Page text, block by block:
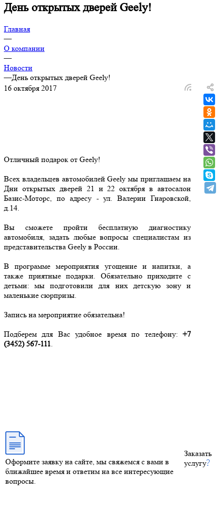
День открытых дверей Geely!
Главная
—
О компании
—
Новости
—День открытых дверей Geely!
16 октября 2017
Отличный подарок от Geely!
Всех владельцев автомобилей Geely мы приглашаем на
Дни открытых дверей 21 и 22 октября в автосалон
Базис-Моторс, по адресу - ул. Валерии Гнаровской,
д.14.
Вы сможете пройти бесплатную диагностику
автомобиля, задать любые вопросы специалистам из
представительства Geely в России.
В программе мероприятия угощение и напитки, а
также приятные подарки. Обязательно приходите с
детьми: мы подготовили для них детскую зону и
маленькие сюрпризы.
Запись на мероприятие обязательна!
Подберем для Вас удобное время по телефону: +7
(3452) 567-111.
Оформите заявку на сайте, мы свяжемся с вами в
ближайшее время и ответим на все интересующие
вопросы.
Заказать
услугу